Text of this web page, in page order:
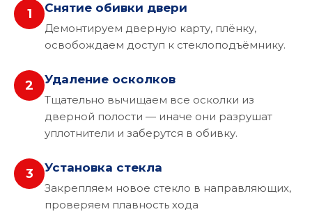
1 Снятие обивки двери
Демонтируем дверную карту, плёнку,
освобождаем доступ к стеклоподъёмнику.
2 Удаление осколков
Тщательно вычищаем все осколки из
дверной полости — иначе они разрушат
уплотнители и заберутся в обивку.
3 Установка стекла
Закрепляем новое стекло в направляющих,
проверяем плавность хода